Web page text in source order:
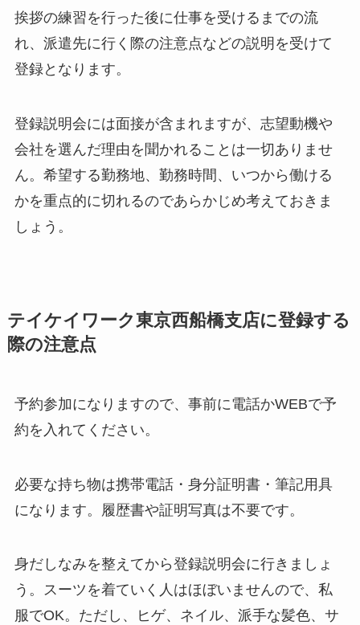
挨拶の練習を行った後に仕事を受けるまでの流
れ、派遣先に行く際の注意点などの説明を受けて
登録となります。
登録説明会には面接が含まれますが、志望動機や
会社を選んだ理由を聞かれることは一切ありませ
ん。希望する勤務地、勤務時間、いつから働ける
かを重点的に切れるのであらかじめ考えておきま
しょう。
テイケイワーク東京西船橋支店に登録する
際の注意点
予約参加になりますので、事前に電話かWEBで予
約を入れてください。
必要な持ち物は携帯電話・身分証明書・筆記用具
になります。履歴書や証明写真は不要です。
身だしなみを整えてから登録説明会に行きましょ
う。スーツを着ていく人はほぼいませんので、私
服でOK。ただし、ヒゲ、ネイル、派手な髪色、サ